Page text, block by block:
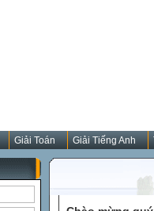
Giải Toán Giải Tiếng Anh